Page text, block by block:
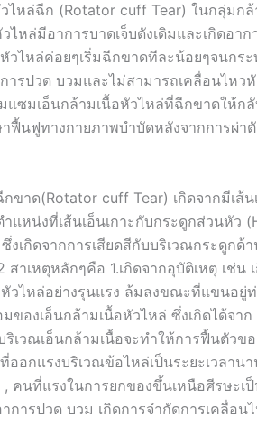
ไหล่ฉีก (Rotator cuff Tear) ในกลุ่มกล้
ไหล่มีอาการบาดเจ็บดังเดิมและเกิดอา
วไหล่ค่อยๆเริ่มฉีกขาดทีละน้อยๆจนกระ
ารปวด บวมและไม่สามารถเคลื่อนไหว
ซมเอ็นกล้ามเนื้อหัวไหล่ที่ฉีกขาดให้ก
าฟื้นฟูทางกายภาพบำบัดหลังจากการผ่า
ขาด(Rotator cuff Tear) เกิดจากมีเส้
หน่งที่เส้นเอ็นเกาะกับกระดูกส่วนหัว
ซึ่งเกิดจากการเสียดสีกับบริเวณกระดูก
สาเหตุหลักๆคือ 1.เกิดจากอุบัติเหตุ เช่น
หัวไหล่อย่างรุนแรง ล้มลงขณะที่แขนอยู่
ของเอ็นกล้ามเนื้อหัวไหล่ ซึ่งเกิดได้จา
ริเวณเอ็นกล้ามเนื้อจะทำให้การฟื้นตัวข
อกแรงบริเวณข้อไหล่เป็นระยะเวลาน
คนที่แรงในการยกของขึ้นเหนือศีรษะเ
การปวด บวม เกิดการจำกัดการเคลื่อน